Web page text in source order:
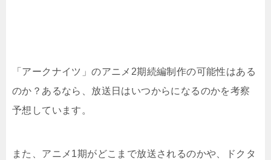
「アークナイツ」のアニメ2期続編制作の可能性はある
のか？あるなら、放送日はいつからになるのかを考察
予想しています。
また、アニメ1期がどこまで放送されるのかや、ドクタ